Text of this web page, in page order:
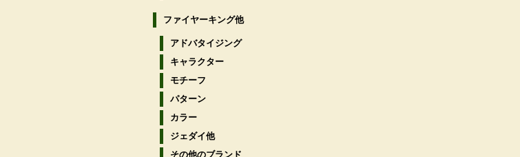
ファイヤーキング他
アドバタイジング
キャラクター
モチーフ
パターン
カラー
ジェダイ他
その他のブランド